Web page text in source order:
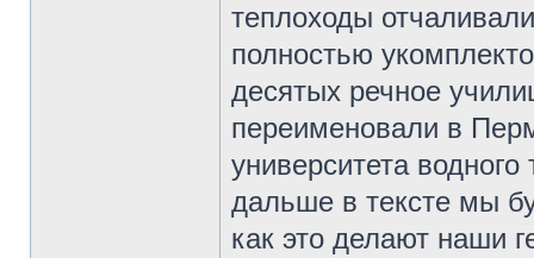
теплоходы
полностью
десятых речное
переименовали в
университета
дальше в тексте мы
как это делают наши